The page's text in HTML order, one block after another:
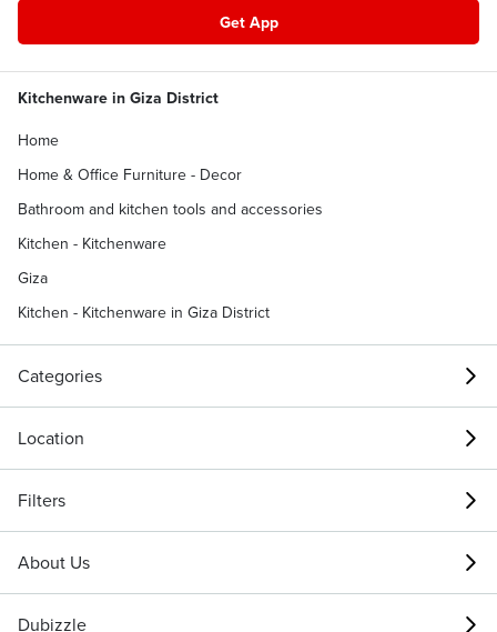
Get App
Kitchenware in Giza District
Home
Home & Office Furniture - Decor
Bathroom and kitchen tools and accessories
Kitchen - Kitchenware
Giza
Kitchen - Kitchenware in Giza District
Categories
Location
Filters
About Us
Dubizzle